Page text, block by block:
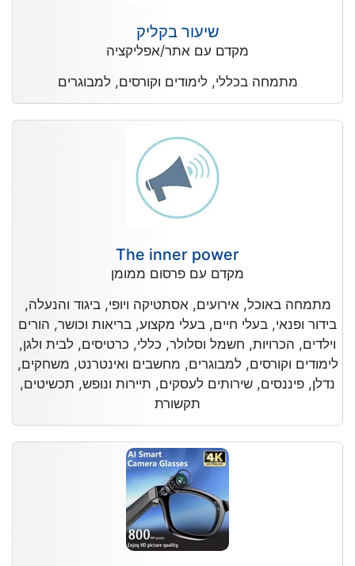
שיעור בקליק
מקדם עם אתר/אפליקציה
מתמחה בכללי, לימודים וקורסים, למבוגרים
The inner power
מקדם עם פרסום ממומן
מתמחה באוכל, אירועים, אסתטיקה ויופי, ביגוד והנעלה,
בידור ופנאי, בעלי חיים, בעלי מקצוע, בריאות וכושר, הורים
וילדים, הכרויות, חשמל וסלולר, כללי, כרטיסים, לבית ולגן,
לימודים וקורסים, למבוגרים, מחשבים ואינטרנט, משחקים,
נדלן, פיננסים, שירותים לעסקים, תיירות ונופש, תכשיטים,
תקשורת